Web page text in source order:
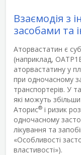
Взаємодія з
засобами та
Аторвастатин є
(наприклад,
аторвастатину у
при одночасному
транспортерів. У
які можуть
Аторис® і ризик
одночасному
лікування та
«Особливості
властивості»).